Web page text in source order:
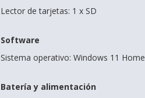
Lector de tarjetas: 1 x SD
Software
Sistema operativo: Windows 11 Home
Batería y alimentación